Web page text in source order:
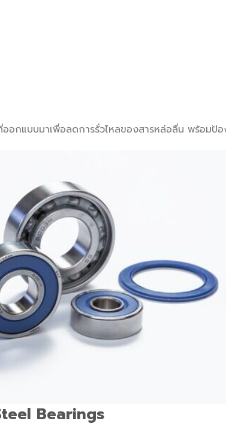
ออกแบบมาเพื่อลดการรั่วไหลของสารหล่อลื่น พร้อม
Bearings